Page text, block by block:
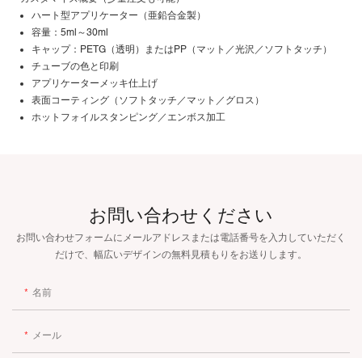
ハート型アプリケーター（亜鉛合金製）
容量：5ml～30ml
キャップ：PETG（透明）またはPP（マット／光沢／ソフトタッチ）
チューブの色と印刷
アプリケーターメッキ仕上げ
表面コーティング（ソフトタッチ／マット／グロス）
ホットフォイルスタンピング／エンボス加工
お問い合わせください
お問い合わせフォームにメールアドレスまたは電話番号を入力していただく
だけで、幅広いデザインの無料見積もりをお送りします。
名前
メール